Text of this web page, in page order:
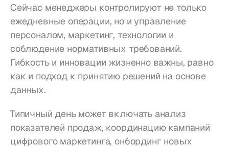
Сейчас менеджеры контролируют не только
ежедневные операции, но и управление
персоналом, маркетинг, технологии и
соблюдение нормативных требований.
Гибкость и инновации жизненно важны, равно
как и подход к принятию решений на основе
данных.
Типичный день может включать анализ
показателей продаж, координацию кампаний
цифрового маркетинга, онбординг новых